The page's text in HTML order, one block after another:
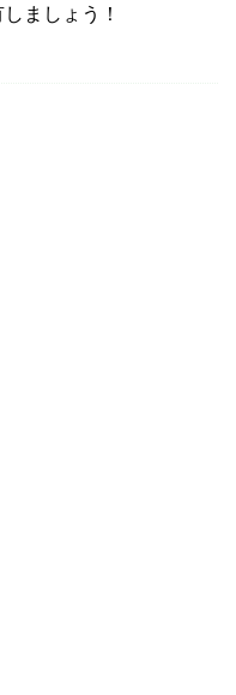
ましょう！